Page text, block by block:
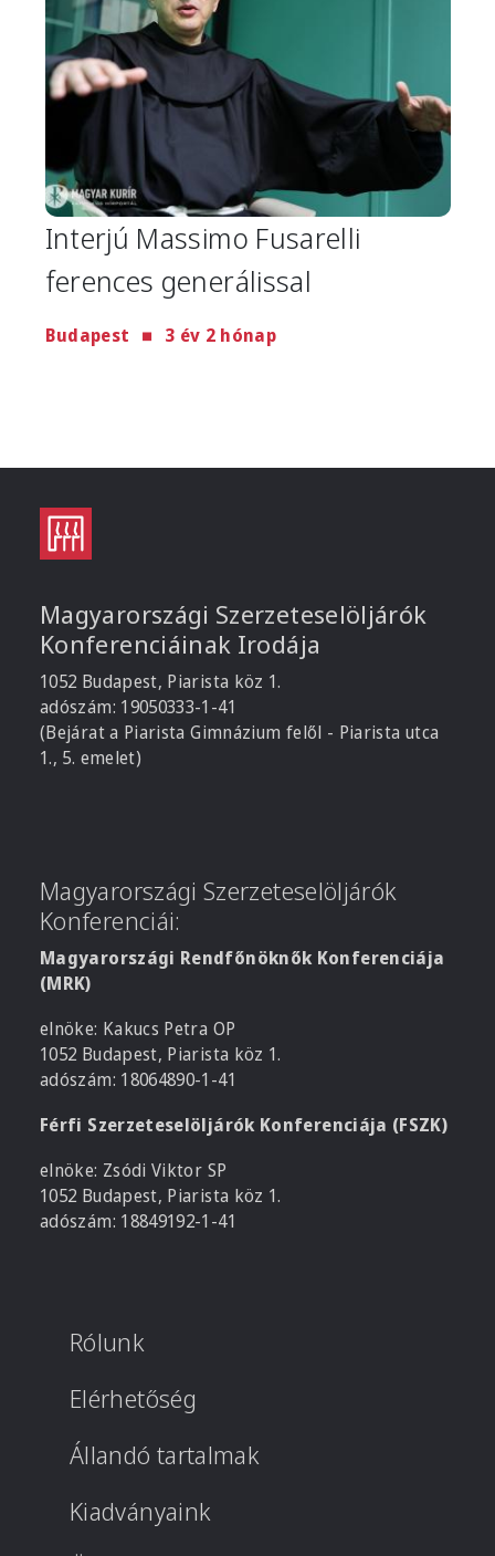
Interjú Massimo Fusarelli
ferences generálissal
Budapest 3 év 2 hónap
Magyarországi Szerzeteselöljárók
Konferenciáinak Irodája
1052 Budapest, Piarista köz 1.
adószám: 19050333-1-41
(Bejárat a Piarista Gimnázium felől - Piarista utca
1., 5. emelet)
Magyarországi Szerzeteselöljárók
Konferenciái:
Magyarországi Rendfőnöknők Konferenciája
(MRK)
elnöke: Kakucs Petra OP
1052 Budapest, Piarista köz 1.
adószám: 18064890-1-41
Férfi Szerzeteselöljárók Konferenciája (FSZK)
elnöke: Zsódi Viktor SP
1052 Budapest, Piarista köz 1.
adószám: 18849192-1-41
Rólunk
Elérhetőség
Állandó tartalmak
Kiadványaink